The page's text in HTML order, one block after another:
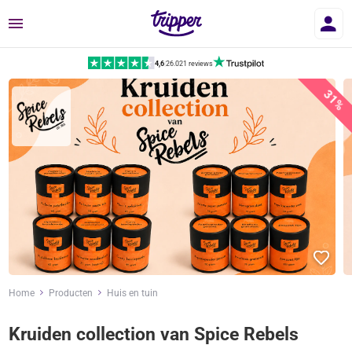
Menu
4,6|26.021 reviews
31%
Home Producten Huis en tuin
Kruiden collection van Spice Rebels